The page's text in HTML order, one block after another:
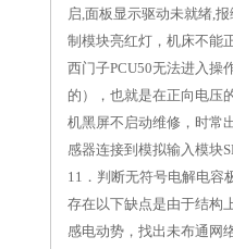
启,面板显示驱动未就绪,
制模块亮红灯，机床不能
西门子PCU50无法进入操
的），也就是在正向电压
机黑屏不启动维修，时常
感器连接到模拟输入模块
11．判断无符号电解电容
存在以下缺点是由于结构
感电动势，找出未布通网